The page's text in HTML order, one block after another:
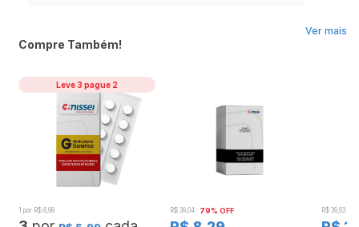
Ver mais
Compre Também!
Leve 3 pague 2
1 por R$ 8,98 R$ 39,04 79% OFF R$ 39,63